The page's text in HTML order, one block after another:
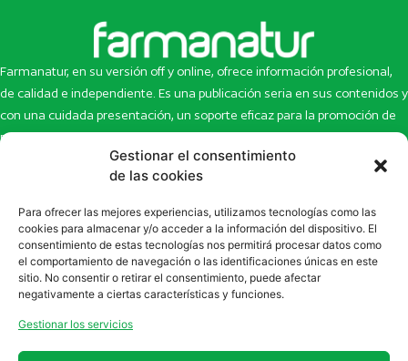
Gestionar el consentimiento
de las cookies
Para ofrecer las mejores experiencias, utilizamos tecnologías como las
cookies para almacenar y/o acceder a la información del dispositivo. El
consentimiento de estas tecnologías nos permitirá procesar datos como
el comportamiento de navegación o las identificaciones únicas en este
sitio. No consentir o retirar el consentimiento, puede afectar
negativamente a ciertas características y funciones.
Gestionar los servicios
Farmanatur, en su versión off y online, ofrece información profesional,
de calidad e independiente. Es una publicación seria en sus contenidos y
con una cuidada presentación, un soporte eficaz para la promoción de
productos y novedades.
Inicio
Newsletter
Eco Multimedia
Contacto
Artículos
Escaparate
Enlaces de interés
SUSCRÍBETE A NUESTRO NEWSLETTER
la sección deNewsletter